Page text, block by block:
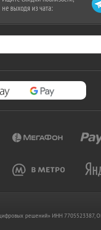
не выходя из чата:
цифровых решений» ИНН 7705523387,